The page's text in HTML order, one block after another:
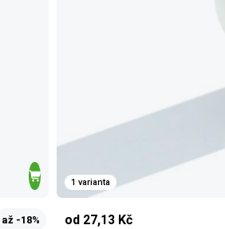
až -18%
1 varianta
od 27,13 Kč